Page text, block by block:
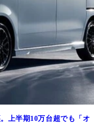
上半期10万台超でも「オ